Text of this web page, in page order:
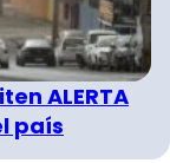
ALERTA
país